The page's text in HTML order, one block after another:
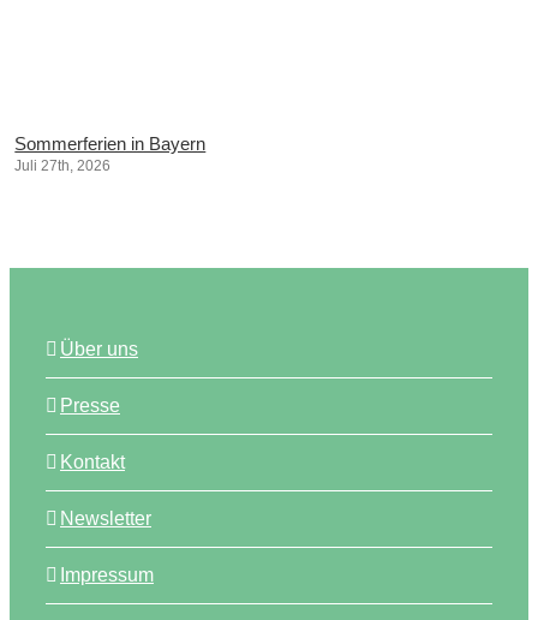
Sommerferien in Bayern
Juli 27th, 2026
Über uns
Presse
Kontakt
Newsletter
Impressum